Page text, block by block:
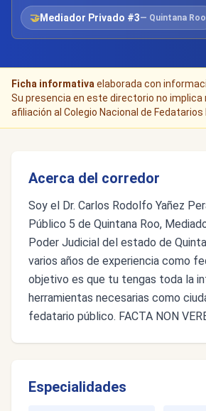
🤝Mediador Privado #3— Quintana Roo
Ficha informativa elaborada con
Su presencia en este directorio no implica
afiliación al Colegio Nacional de Fedatarios
Acerca del corredor
Soy el Dr. Carlos Rodolfo Yañez
Público 5 de Quintana Roo,
Poder Judicial del estado de
varios años de experiencia como
objetivo es que tu tengas toda la
herramientas necesarias como
fedatario público. FACTA NON
Especialidades